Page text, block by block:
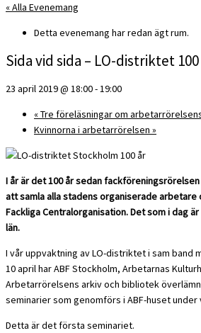
« Alla Evenemang
Detta evenemang har redan ägt rum.
Sida vid sida – LO-distriktet
23 april 2019 @ 18:00-19:00
«Tre föreläsningar om
Kvinnorna i arbetarrörelsen »
I år är det 100 år sedan
att samla alla stadens organiserade arbetare
Fackliga Centralorga­nisation. Det som i dag
län.
I vår uppvaktning av LO-distriktet i sam band
10 april har ABF Stockholm, Arbetarnas
Arbetarrörelsens arkiv och bibliotek
seminarier som genomförs i ABF-huset under
Detta är det första seminariet.